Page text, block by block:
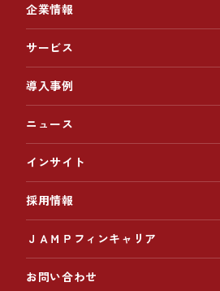
企業情報
サービス
導入事例
ニュース
インサイト
採用情報
ＪＡＭＰフィンキャリア
お問い合わせ